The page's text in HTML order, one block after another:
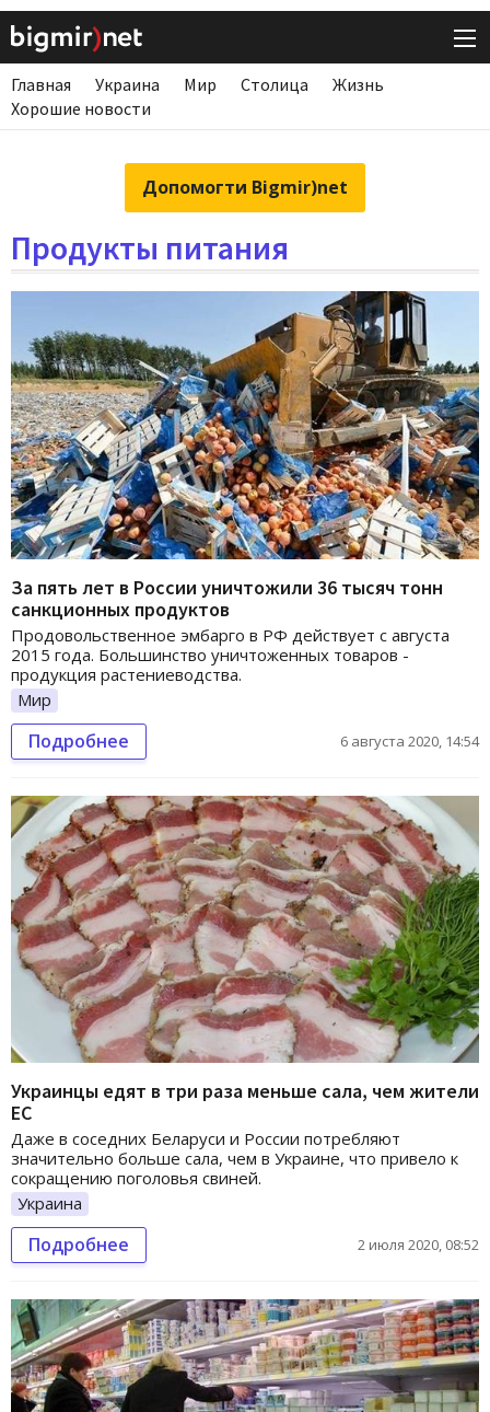
Главная Украина Мир Столица
Жизнь
Хорошие новости
Допомогти Bigmir)net
Продукты питания
За пять лет в России уничтожили 36 тысяч тонн
санкционных продуктов
Продовольственное эмбарго в РФ действует с августа
2015 года. Большинство уничтоженных товаров -
продукция растениеводства.
Мир
Подробнее 6 августа 2020, 14:54
Украинцы едят в три раза меньше сала, чем жители
ЕС
Даже в соседних Беларуси и России потребляют
значительно больше сала, чем в Украине, что привело к
сокращению поголовья свиней.
Украина
Подробнее 2 июля 2020, 08:52